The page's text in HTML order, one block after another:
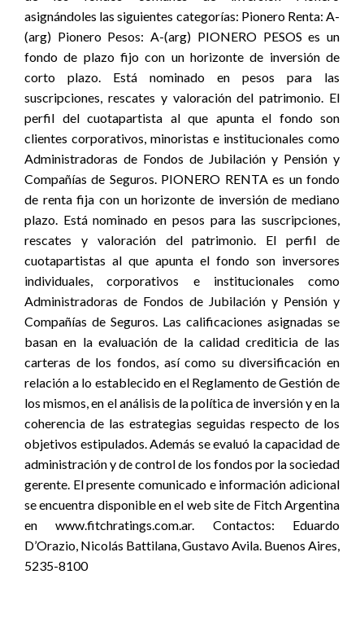
asignándoles las siguientes categorías: Pionero Renta: A-
(arg) Pionero Pesos: A-(arg) PIONERO PESOS es un
fondo de plazo fijo con un horizonte de inversión de
corto plazo. Está nominado en pesos para las
suscripciones, rescates y valoración del patrimonio. El
perfil del cuotapartista al que apunta el fondo son
clientes corporativos, minoristas e institucionales como
Administradoras de Fondos de Jubilación y Pensión y
Compañías de Seguros. PIONERO RENTA es un fondo
de renta fija con un horizonte de inversión de mediano
plazo. Está nominado en pesos para las suscripciones,
rescates y valoración del patrimonio. El perfil de
cuotapartistas al que apunta el fondo son inversores
individuales, corporativos e institucionales como
Administradoras de Fondos de Jubilación y Pensión y
Compañías de Seguros. Las calificaciones asignadas se
basan en la evaluación de la calidad crediticia de las
carteras de los fondos, así como su diversificación en
relación a lo establecido en el Reglamento de Gestión de
los mismos, en el análisis de la política de inversión y en la
coherencia de las estrategias seguidas respecto de los
objetivos estipulados. Además se evaluó la capacidad de
administración y de control de los fondos por la sociedad
gerente. El presente comunicado e información adicional
se encuentra disponible en el web site de Fitch Argentina
en www.fitchratings.com.ar. Contactos: Eduardo
D’Orazio, Nicolás Battilana, Gustavo Avila. Buenos Aires,
5235-8100